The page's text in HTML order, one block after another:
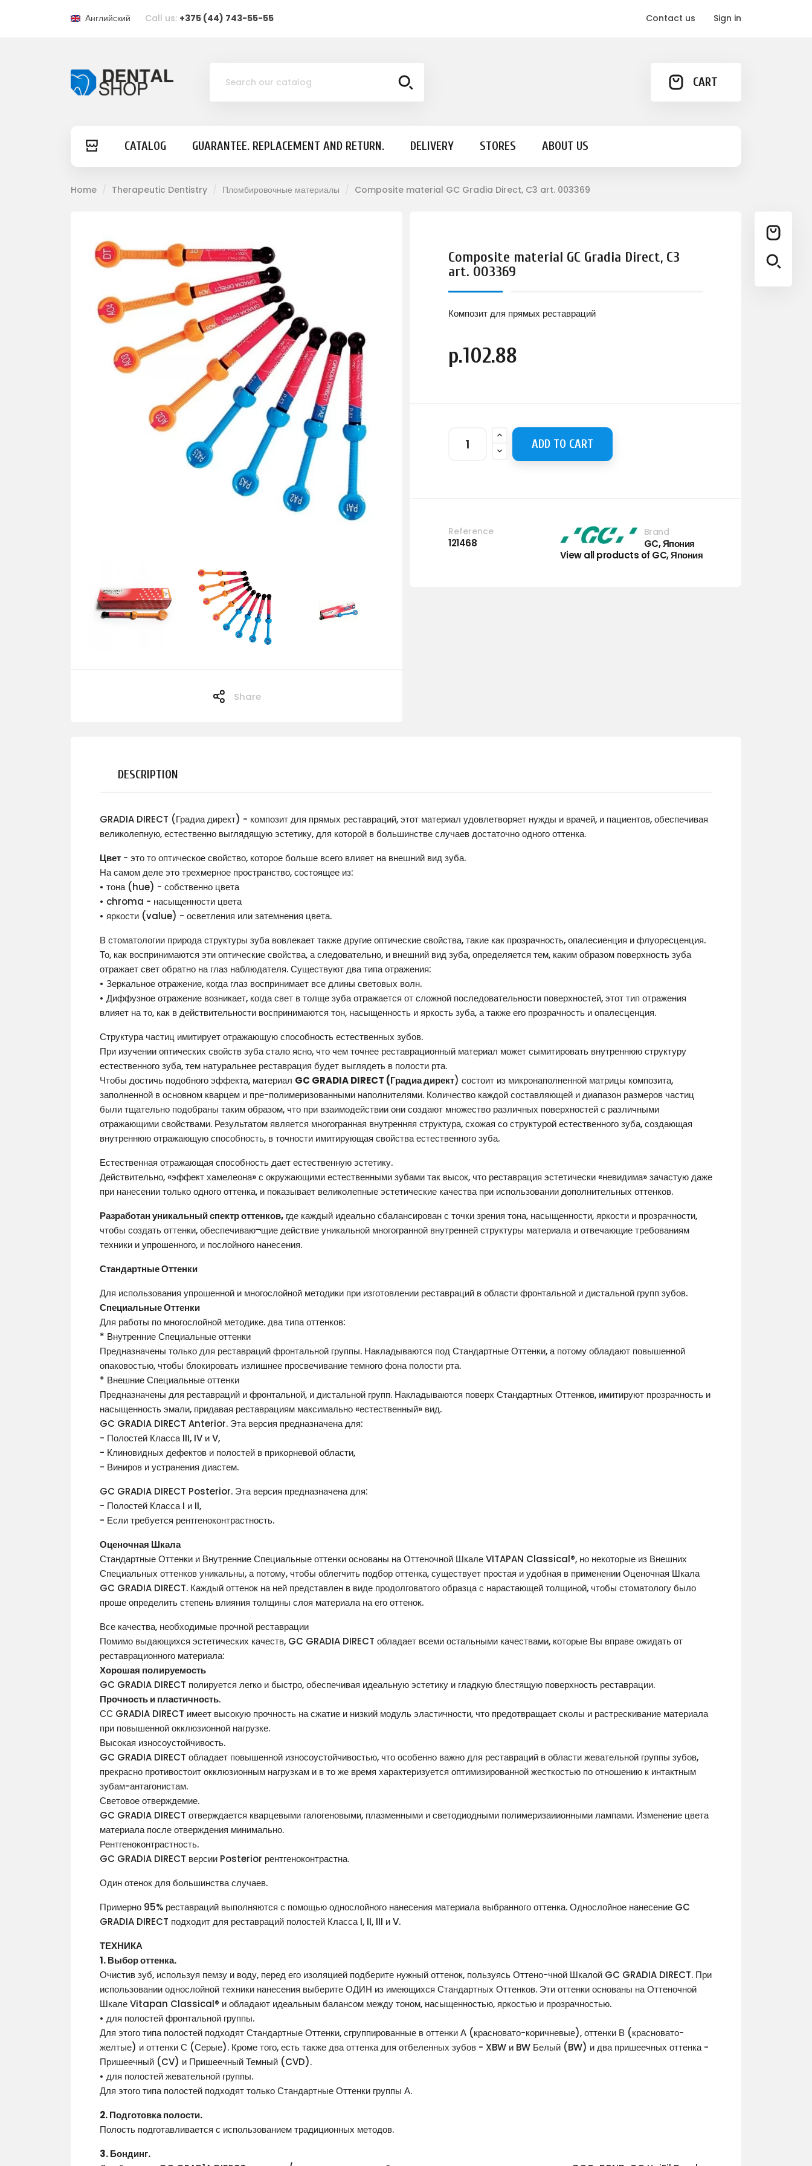
Английский Call us: +375 (44) 743-55-55 Contact us Sign in
CART
CATALOG GUARANTEE. REPLACEMENT AND RETURN. DELIVERY STORES ABOUT US
Home Therapeutic Dentistry Пломбировочные материалы Composite material GC Gradia Direct, C3 art. 003369
Share
Composite material GC Gradia Direct, C3
art. 003369
Композит для прямых реставраций
р.102.88
ADD TO CART
Reference
121468
Brand
GC, Япония
View all products of GC, Япония
DESCRIPTION
GRADIA DIRECT (Градиа директ) - композит для прямых реставраций, этот материал удовлетворяет нужды и врачей, и пациентов, обеспечивая
великолепную, естественно выглядящую эстетику, для которой в большинстве случаев достаточно одного оттенка.
Цвет - это то оптическое свойство, которое больше всего влияет на внешний вид зуба.
На самом деле это трехмерное пространство, состоящее из:
• тона (hue) - собственно цвета
• chroma - насыщенности цвета
• яркости (value) - осветления или затемнения цвета.
В стоматологии природа структуры зуба вовлекает также другие оптические свойства, такие как прозрачность, опалесиенция и флуоресценция.
То, как воспринимаются эти оптические свойства, а следовательно, и внешний вид зуба, определяется тем, каким образом поверхность зуба
отражает свет обратно на глаз наблюдателя. Существуют два типа отражения:
• Зеркальное отражение, когда глаз воспринимает все длины световых волн.
• Диффузное отражение возникает, когда свет в толще зуба отражается от сложной последовательности поверхностей, этот тип отражения
влияет на то, как в действительности воспринимаются тон, насыщенность и яркость зуба, а также его прозрачность и опалесценция.
Структура частиц имитирует отражающую способность естественных зубов.
При изучении оптических свойств зуба стало ясно, что чем точнее реставрационный материал может сымитировать внутреннюю структуру
естественного зуба, тем натуральнее реставрация будет выглядеть в полости рта.
Чтобы достичь подобного эффекта, материал GC GRADIA DIRECT (Градиа директ) состоит из микронаполненной матрицы композита,
заполненной в основном кварцем и пре-полимеризованными наполнителями. Количество каждой составляющей и диапазон размеров частиц
были тщательно подобраны таким образом, что при взаимодействии они создают множество различных поверхностей с различными
отражающими свойствами. Результатом является многогранная внутренняя структура, схожая со структурой естественного зуба, создающая
внутреннюю отражающую способность, в точности имитирующая свойства естественного зуба.
Естественная отражающая способность дает естественную эстетику.
Действительно, «эффект хамелеона» с окружающими естественными зубами так высок, что реставрация эстетически «невидима» зачастую даже
при нанесении только одного оттенка, и показывает великолепные эстетические качества при использовании дополнительных оттенков.
Разработан уникальный спектр оттенков, где каждый идеально сбалансирован с точки зрения тона, насыщенности, яркости и прозрачности,
чтобы создать оттенки, обеспечиваю¬щие действие уникальной многогранной внутренней структуры материала и отвечающие требованиям
техники и упрошенного, и послойного нанесения.
Стандартные Оттенки
Для использования упрошенной и многослойной методики при изготовлении реставраций в области фронтальной и дистальной групп зубов.
Специальные Оттенки
Для работы по многослойной методике. два типа оттенков:
* Внутренние Специальные оттенки
Предназначены только для реставраций фронтальной группы. Накладываются под Стандартные Оттенки, а потому обладают повышенной
опаковостью, чтобы блокировать излишнее просвечивание темного фона полости рта.
* Внешние Специальные оттенки
Предназначены для реставраций и фронтальной, и дистальной групп. Накладываются поверх Стандартных Оттенков, имитируют прозрачность и
насыщенность эмали, придавая реставрациям максимально «естественный» вид.
GC GRADIA DIRECT Anterior. Эта версия предназначена для:
- Полостей Класса III, IV и V,
- Клиновидных дефектов и полостей в прикорневой области,
- Виниров и устранения диастем.
GC GRADIA DIRECT Posterior. Эта версия предназначена для:
- Полостей Класса I и II,
- Если требуется рентгеноконтрастность.
Оценочная Шкала
Стандартные Оттенки и Внутренние Специальные оттенки основаны на Оттеночной Шкале VITAPAN Classical®, но некоторые из Внешних
Специальных оттенков уникальны, а потому, чтобы облегчить подбор оттенка, существует простая и удобная в применении Оценочная Шкала
GC GRADIA DIRECT. Каждый оттенок на ней представлен в виде продолговатого образца с нарастающей толщиной, чтобы стоматологу было
проше определить степень влияния толщины слоя материала на его оттенок.
Все качества, необходимые прочной реставрации
Помимо выдающихся эстетических качеств, GC GRADIA DIRECT обладает всеми остальными качествами, которые Вы вправе ожидать от
реставрационного материала:
Хорошая полируемость
GC GRADIA DIRECT полируется легко и быстро, обеспечивая идеальную эстетику и гладкую блестящую поверхность реставрации.
Прочность и пластичность.
СС GRADIA DIRECT имеет высокую прочность на сжатие и низкий модуль эластичности, что предотвращает сколы и растрескивание материала
при повышенной окклюзионной нагрузке.
Высокая износоустойчивость.
GC GRADIA DIRECT обладает повышенной износоустойчивостью, что особенно важно для реставраций в области жевательной группы зубов,
прекрасно противостоит окклюзионным нагрузкам и в то же время характеризуется оптимизированной жесткостью по отношению к интактным
зубам-антагонистам.
Световое отверждемие.
GC GRADIA DIRECT отверждается кварцевыми галогеновыми, плазменными и светодиодными полимеризаиионными лампами. Изменение цвета
материала после отверждения минимально.
Рентгеноконтрастность.
GC GRADIA DIRECT версии Posterior рентгеноконтрастна.
Один отенок для большинства случаев.
Примерно 95% реставраций выполняются с помощью однослойного нанесения материала выбранного оттенка. Однослойное нанесение GC
GRADIA DIRECT подходит для реставраций полостей Класса I, II, III и V.
ТЕХНИКА
1. Выбор оттенка.
Очистив зуб, используя пемзу и воду, перед его изоляцией подберите нужный оттенок, пользуясь Оттено-чной Шкалой GC GRADIA DIRECT. При
использовании однослойной техники нанесения выберите ОДИН из имеющихся Стандартных Оттенков. Эти оттенки основаны на Оттеночной
Шкале Vitapan Classical® и обладают идеальным балансом между тоном, насыщенностью, яркостью и прозрачностью.
• для полостей фронтальной группы.
Для этого типа полостей подходят Стандартные Оттенки, сгруппированные в оттенки А (красновато-коричневые), оттенки В (красновато-
желтые) и оттенки С (Серые). Кроме того, есть также два оттенка для отбеленных зубов - XBW и BW Белый (BW) и два пришеечных оттенка -
Пришеечный (CV) и Пришеечный Темный (CVD).
• для полостей жевательной группы.
Для этого типа полостей подходят только Стандартные Оттенки группы А.
2. Подготовка полости.
Полость подготавливается с использованием традиционных методов.
3. Бондинг.